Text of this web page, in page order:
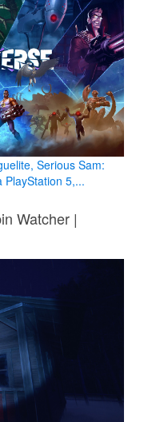
Serious Sam:
5,...
Watcher |